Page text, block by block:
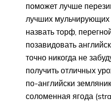
поможет лучше
лучших
назвать торф,
позавидовать
точно никогда не
получить отличных
по-английски
соломенная ягода